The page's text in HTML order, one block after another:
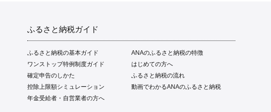
ふるさと納税ガイド
ふるさと納税の基本ガイド
ANAのふるさと納税の特徴
ワンストップ特例制度ガイド
はじめての方へ
確定申告のしかた
ふるさと納税の流れ
控除上限額シミュレーション
動画でわかるANAのふるさと納税
年金受給者・自営業者の方へ